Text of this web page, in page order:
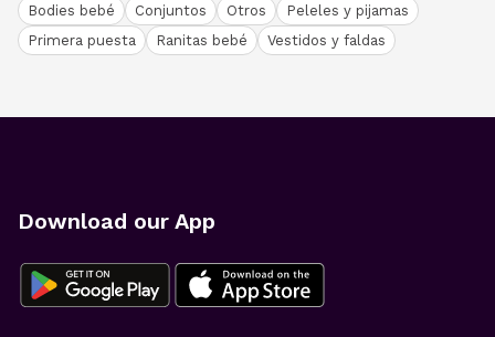
Bodies bebé Conjuntos Otros
Peleles y pijamas
Primera puesta
Ranitas bebé Vestidos y faldas
Download our App